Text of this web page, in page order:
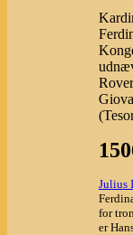
Julius
for
er